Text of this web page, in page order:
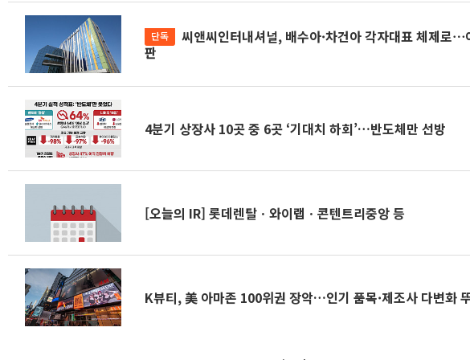
단독
씨앤씨인터내셔널, 배수아·차건아 각자대표 체제로⋯어센트EP 인사 등
판
4분기 상장사 10곳 중 6곳 ‘기대치 하회’…반도체만 선방
[오늘의 IR] 롯데렌탈ㆍ와이랩ㆍ콘텐트리중앙 등
K뷰티, 美 아마존 100위권 장악…인기 품목·제조사 다변화